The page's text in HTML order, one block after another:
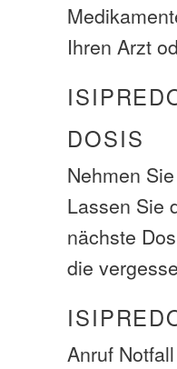
Ihren Arzt
DOSIS
Nehmen
Lassen Sie
nächste
die
Anruf